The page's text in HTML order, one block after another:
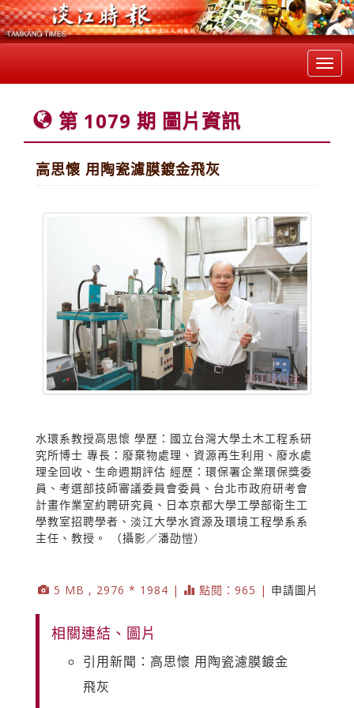
第 1079 期 圖片資訊
高思懷 用陶瓷濾膜鍍金飛灰
水環系教授高思懷 學歷：國立台灣大學土木工程系研
究所博士 專長：廢棄物處理、資源再生利用、廢水處
理全回收、生命週期評估 經歷：環保署企業環保獎委
員、考選部技師審議委員會委員、台北巿政府研考會
計畫作業室約聘研究員、日本京都大學工學部衛生工
學教室招聘學者、淡江大學水資源及環境工程學系系
主任、教授。 （攝影／潘劭愷）
5 MB , 2976 * 1984 | 點閱：965 | 申請圖片
相關連結、圖片
引用新聞：高思懷 用陶瓷濾膜鍍金
飛灰